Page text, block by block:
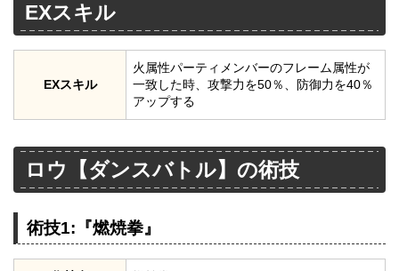
EXスキル
EXスキル
火属性パーティメンバーのフレーム属性が
一致した時、攻撃力を50％、防御力を40％
アップする
ロウ【ダンスバトル】の術技
術技1:『燃焼拳』